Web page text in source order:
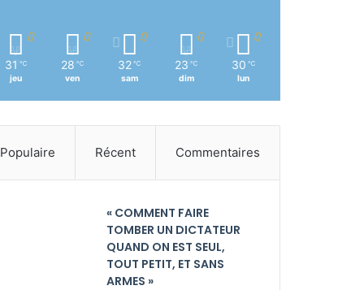
31 ℃
jeu
28 ℃
ven
32 ℃
sam
23 ℃
dim
30 ℃
lun
Populaire Récent Commentaires
« COMMENT FAIRE
TOMBER UN DICTATEUR
QUAND ON EST SEUL,
TOUT PETIT, ET SANS
ARMES »